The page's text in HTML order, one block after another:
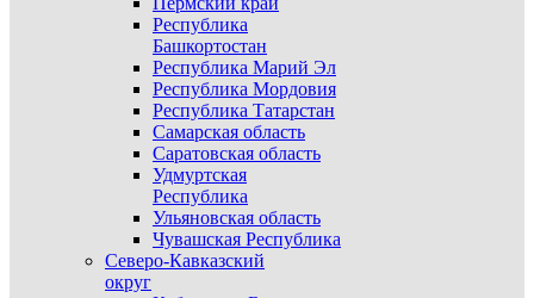
Республика
Башкортостан
Республика Марий Эл
Республика Мордовия
Республика Татарстан
Самарская область
Саратовская область
Удмуртская
Республика
Ульяновская область
Чувашская Республика
Северо-Кавказский
округ